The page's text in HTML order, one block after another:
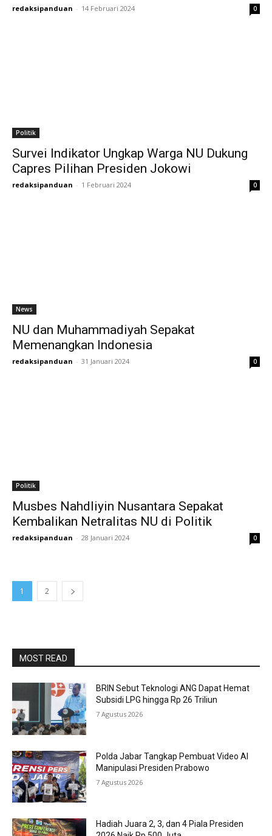
redaksipanduan - 14 Februari 2024 0
Politik
Survei Indikator Ungkap Warga NU Dukung
Capres Pilihan Presiden Jokowi
redaksipanduan - 1 Februari 2024 0
News
NU dan Muhammadiyah Sepakat
Memenangkan Indonesia
redaksipanduan - 31 Januari 2024 0
Politik
Musbes Nahdliyin Nusantara Sepakat
Kembalikan Netralitas NU di Politik
redaksipanduan - 28 Januari 2024 0
1 2
MOST READ
BRIN Sebut Teknologi ANG Dapat Hemat
Subsidi LPG hingga Rp 26 Triliun
7 Agustus 2026
Polda Jabar Tangkap Pembuat Video AI
Manipulasi Presiden Prabowo
7 Agustus 2026
Hadiah Juara 2, 3, dan 4 Piala Presiden